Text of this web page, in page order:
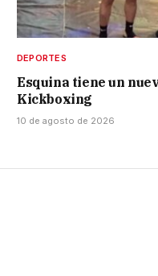
DEPORTES
Esquina tiene un
Kickboxing
10 de agosto de 2026